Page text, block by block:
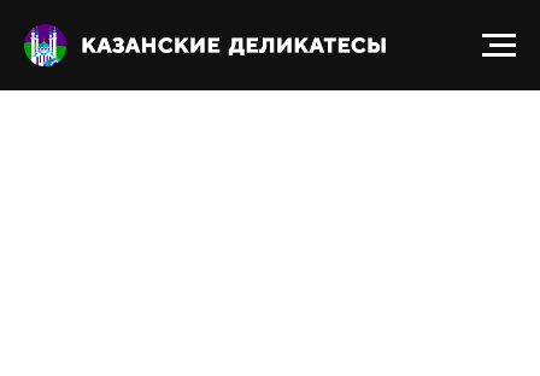
Получить прайс-лист